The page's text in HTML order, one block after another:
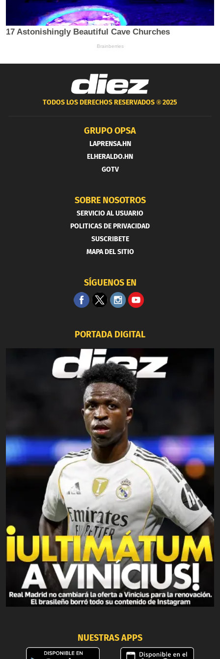
TODOS LOS DERECHOS RESERVADOS ®2025
GRUPO OPSA
LAPRENSA.HN
ELHERALDO.HN
GOTV
SOBRE NOSOTROS
SERVICIO AL USUARIO
POLITICAS DE PRIVACIDAD
SUSCRIBETE
MAPA DEL SITIO
SÍGUENOS EN
PORTADA DIGITAL
NUESTRAS APPS